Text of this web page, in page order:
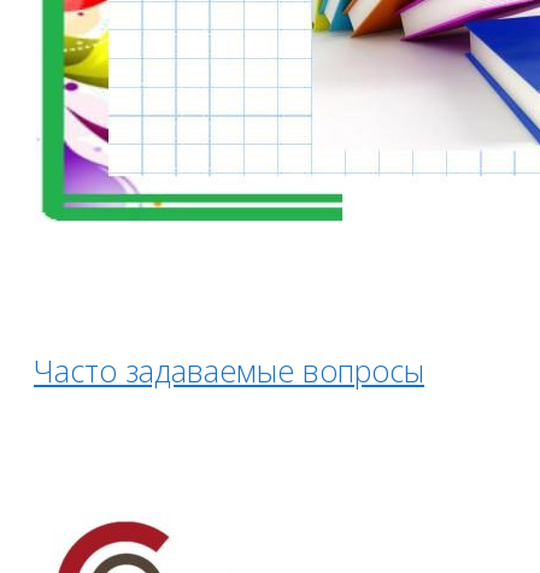
Часто задаваемые вопросы